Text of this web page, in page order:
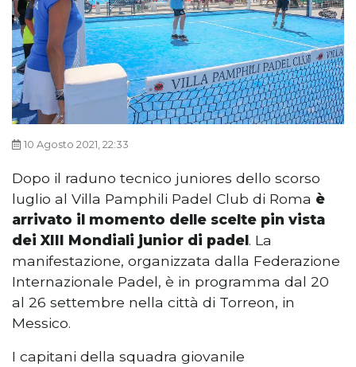
10 Agosto 2021, 22:33
Dopo il raduno tecnico juniores dello scorso
luglio al Villa Pamphili Padel Club di Roma è
arrivato il momento delle scelte pin vista
dei XIII Mondiali junior di padel. La
manifestazione, organizzata dalla Federazione
Internazionale Padel, è in programma dal 20
al 26 settembre nella città di Torreon, in
Messico.
I capitani della squadra giovanile